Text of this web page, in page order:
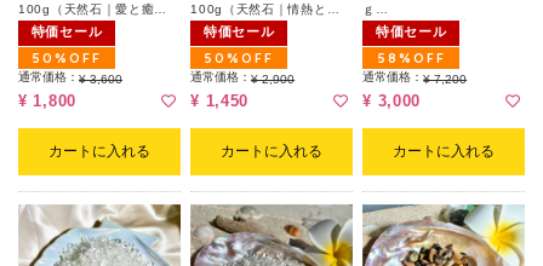
100g（天然石｜愛と癒し
の波動｜心を穏やかに保つ
石）
特価セール
50%OFF
通常価格： ¥ 3,600
¥ 1,800
カートに入れる
100g（天然石｜情熱と勇
気｜心身のバランスを整え
る石）
特価セール
50%OFF
通常価格：¥ 2,900
¥ 1,450
カートに入れる
ｇ
パワーストーンブレスを浄
化するには十分な量ですの
で、空間の浄化、お風呂で
のご利用など、お好きな用
途に合わせてご利用くださ
い。
特価セール
58%OFF
通常価格：¥ 7,200
¥ 3,000
カートに入れる